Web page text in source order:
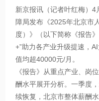
新京报讯（记者叶红梅）
障局发布《2025年北京市
度）》（以下简称《报告
+”助力各产业升级提速，
值均超40000元/月。
《报告》从重点产业、岗
酬水平展开分析。一季度
续恢复，北京市整体薪酬